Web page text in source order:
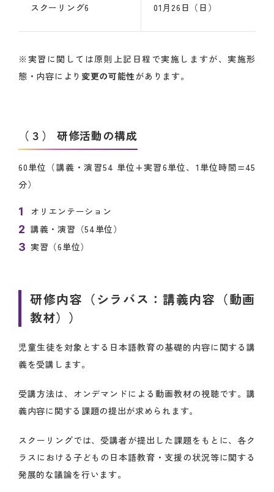
スクーリング6 01月26日（日）
※実習に関しては原則上記日程で実施しますが、実施形
態・内容により 変更の可能性があります。
（３） 研修活動の構成
60単位（講義・演習54 単位+実習6単位、1単位時間=45
分）
オリエンテーション
講義・演習（54単位）
実習（6単位）
研修内容（シラバス：講義内容（動画
教材））
児童生徒を対象とする日本語教育の基礎的内容に関する講
義を受講します。
受講方法は、オンデマンドによる動画教材の視聴です。講
義内容に関する課題の提出が求められます。
スクーリングでは、受講者が提出した課題をもとに、各ク
ラスにおける子どもの日本語教育・支援の状況等に関する
発展的な議論を行います。